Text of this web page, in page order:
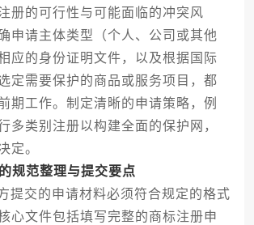
册的可行性与可能面临的冲突风
申请主体类型（个人、公司或其他
应的身份证明文件，以及根据国际
定需要保护的商品或服务项目，都
期工作。制定清晰的申请策略，例
多类别注册以构建全面的保护网，
定。
规范整理与提交要点
交的申请材料必须符合规定的格式
心文件包括填写完整的商标注册申